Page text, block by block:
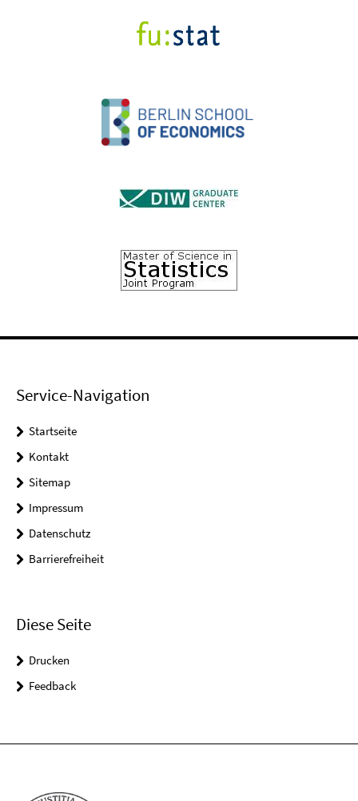
Service-Navigation
Startseite
Kontakt
Sitemap
Impressum
Datenschutz
Barrierefreiheit
Diese Seite
Drucken
Feedback